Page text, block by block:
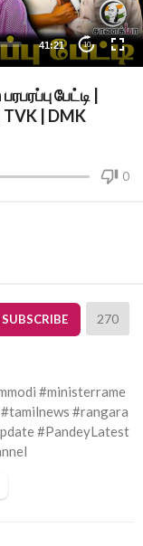
41:21 10
பேட்டி |
TVK | DMK
0
SUBSCRIBE 270
#ministerrame
#rangara
#PandeyLatest